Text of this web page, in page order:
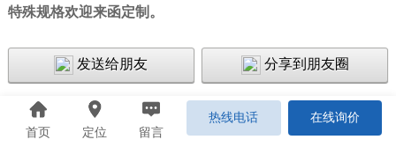
特殊规格欢迎来函定制。
发送给朋友 分享到朋友圈
首页 定位 留言
热线电话 在线询价